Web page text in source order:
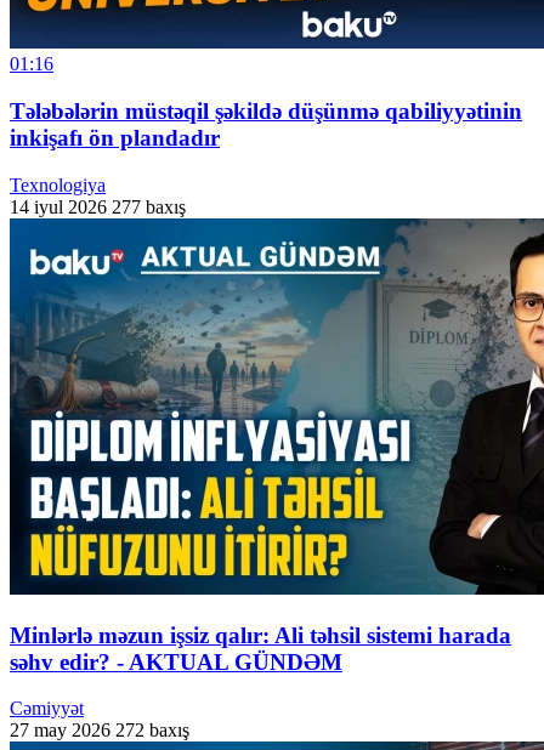
01:16
Tələbələrin müstəqil şəkildə düşünmə qabiliyyətinin
inkişafı ön plandadır
Texnologiya
14 iyul 2026 277 baxış
Minlərlə məzun işsiz qalır: Ali təhsil sistemi harada
səhv edir? - AKTUAL GÜNDƏM
Cəmiyyət
27 may 2026 272 baxış